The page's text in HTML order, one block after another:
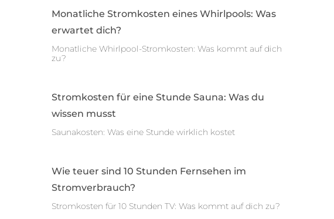
Monatliche Stromkosten eines Whirlpools: Was
erwartet dich?
Monatliche Whirlpool-Stromkosten: Was kommt auf dich
zu?
Stromkosten für eine Stunde Sauna: Was du
wissen musst
Saunakosten: Was eine Stunde wirklich kostet
Wie teuer sind 10 Stunden Fernsehen im
Stromverbrauch?
Stromkosten für 10 Stunden TV: Was kommt auf dich zu?